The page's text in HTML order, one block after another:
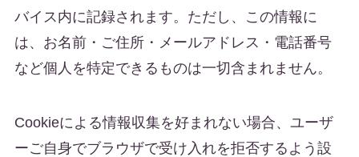
バイス内に記録されます。ただし、この情報に
は、お名前・ご住所・メールアドレス・電話番号
など個人を特定できるものは一切含まれません。
Cookieによる情報収集を好まれない場合、ユーザ
ーご自身でブラウザで受け入れを拒否するよう設